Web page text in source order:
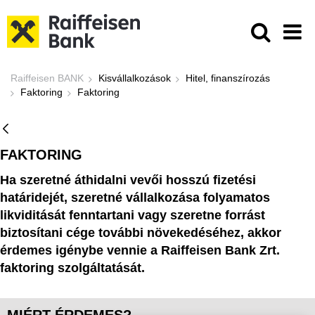
Faktoring - Raiffeisen BANK
Raiffeisen BANK Kisvállalkozások
Hitel, finanszírozás
Faktoring
Faktoring
FAKTORING
Ha szeretné áthidalni vevői hosszú fizetési
határidejét, szeretné vállalkozása folyamatos
likviditását fenntartani vagy szeretne forrást
biztosítani cége további növekedéséhez, akkor
érdemes igénybe vennie a Raiffeisen Bank Zrt.
faktoring szolgáltatását.